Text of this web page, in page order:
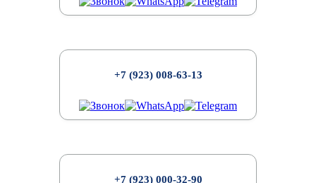
+7 (923) 008-63-13
+7 (923) 000-32-90